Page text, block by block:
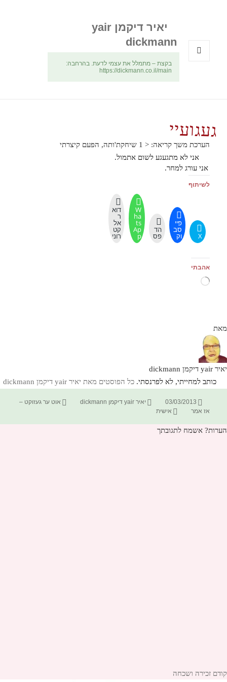
יאיר דיקמן yair
dickmann
בקצת – מתמלל את עצמי לדעת. בהרחבה:
https://dickmann.co.il/main
געגועיי
הערכת משך קריאה: < 1
שיחקת'ותה, הפעם קיצרתי
אני לא מתגעגע לשום אתמול.
אני עורג למחר.
לשיתוף
X
פיי
סב
וק
הד
פס
W
ha
ts
Ap
p
דוא
ר
אל
קט
רוני
אהבתי
טוען...
מאת
יאיר yair דיקמן dickmann
כותב למחייתי, לא לפרנסתי. כל הפוסטים מאת יאיר yair דיקמן dickmann‏
פורסם
בתאריך
03/03/2013 מחבר
יאיר yair דיקמן dickmann קטגוריות
אוט ער געזוקט –
אז אמר
תגיות
אישית
הערות? אשמח לתגובתך
ניווט
קודם הפוסט
זכירה ושכחה